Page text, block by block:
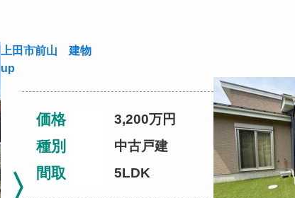
上田市前山 建物
up
価格 3,200万円
種別 中古戸建
間取 5LDK